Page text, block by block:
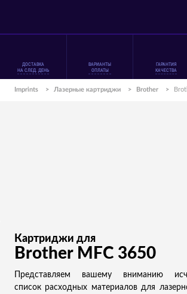
ДОСТАВКА
НА СЛЕД. ДЕНЬ
ВАРИАНТЫ
ОПЛАТЫ
ГАРАНТИЯ
КАЧЕСТВА
Imprints > Лазерные картриджи > Brother >
Картриджи для
Brother MFC 3650
Представляем вашему вниманию
список расходных материалов для